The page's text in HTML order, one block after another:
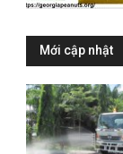
Mới cập nhật